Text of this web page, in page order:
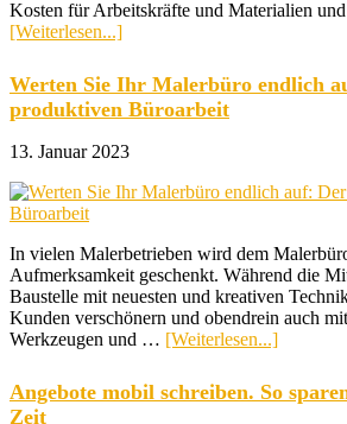
Kosten für Arbeitskräfte und Materialien
[Weiterlesen...]ÜberUnwirtschaftliches
vermeiden:
Warum
genaue
unverzichtbar
Werten Sie Ihr Malerbüro endlich
produktiven Büroarbeit
13. Januar 2023
In vielen Malerbetrieben wird dem
Aufmerksamkeit geschenkt. Während die
Baustelle mit neuesten und kreativen
Kunden verschönern und obendrein auch
Werkzeugen und … [Weiterlesen...]
Angebote mobil schreiben. So
Zeit